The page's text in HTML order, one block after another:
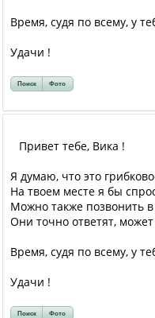
Время, судя по всему, у
Удачи !
Поиск Фото
Привет тебе, Вика !
Я думаю, что это
На твоем месте я бы
Можно также позвонить в
Они точно ответят,
Время, судя по всему, у
Удачи !
Поиск Фото